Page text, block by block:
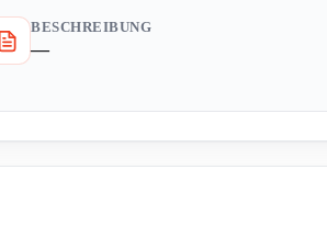
BESCHREIBUNG
—